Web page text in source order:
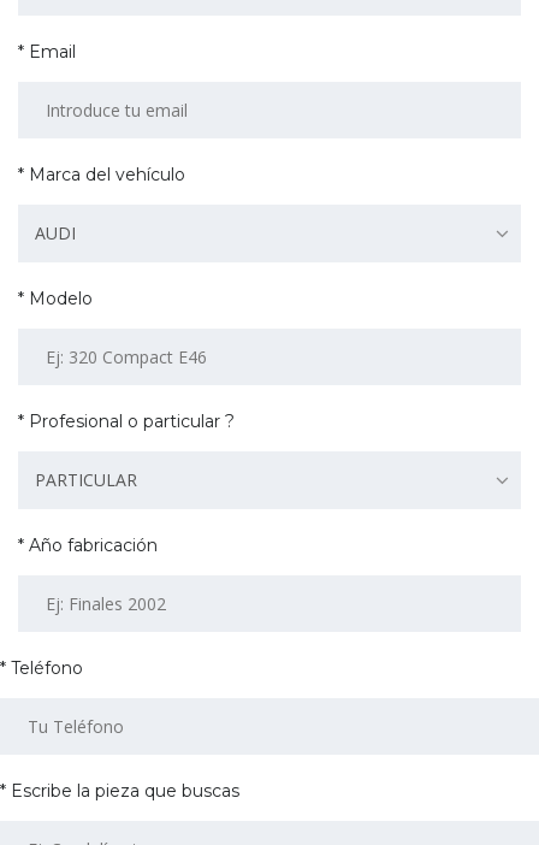
* Email
* Marca del vehículo
AUDI
* Modelo
* Profesional o particular ?
PARTICULAR
* Año fabricación
* Teléfono
* Escribe la pieza que buscas